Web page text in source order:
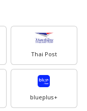
Thai Post
blueplus+